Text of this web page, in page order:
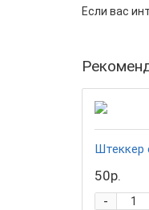
Если вас
Штеккер
50р.
-